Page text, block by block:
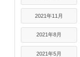
2021年11月
2021年8月
2021年5月